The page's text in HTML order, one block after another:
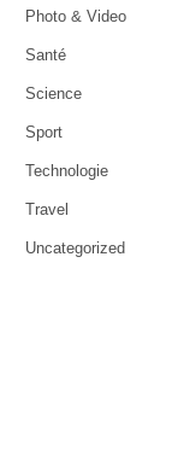
Photo & Video
Santé
Science
Sport
Technologie
Travel
Uncategorized